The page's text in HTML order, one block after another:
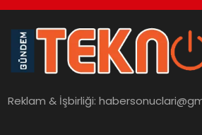
Reklam & İşbirliği: